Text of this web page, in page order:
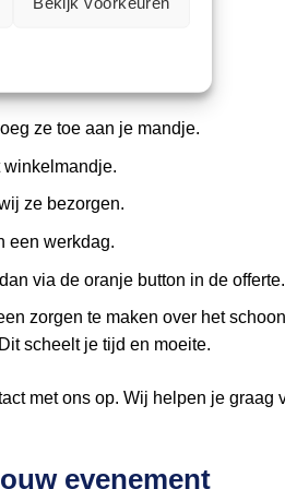
is hoe het werkt:
ze toe aan je mandje.
winkelmandje.
ze bezorgen.
een werkdag.
via de oranje button in de offerte.
zorgen te maken over het
scheelt je tijd en moeite.
met ons op. Wij helpen je graag
evenement